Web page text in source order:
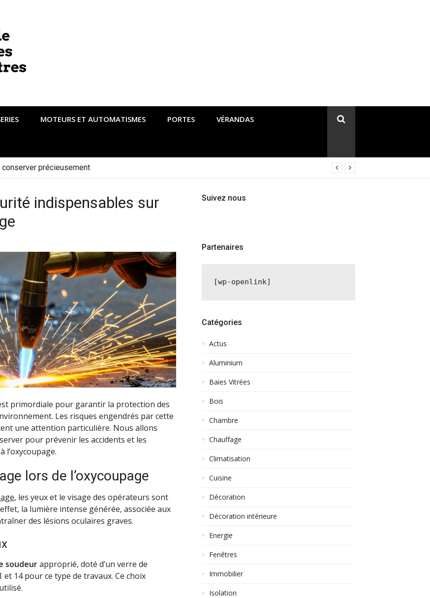
MOTEURS ET AUTOMATISMES PORTES VÉRANDAS
précieusement
indispensables sur
primordiale pour garantir la protection des
Les risques engendrés par cette
une attention particulière. Nous allons
pour prévenir les accidents et les
l’oxycoupage.
lors de l’oxycoupage
, les yeux et le visage des opérateurs sont
la lumière intense générée, associée aux
des lésions oculaires graves.
soudeurapproprié, doté d’un verre de
14 pour ce type de travaux. Ce choix
Suivez nous
Partenaires
[wp-openlink]
Catégories
Actus
Aluminium
Baies Vitrées
Bois
Chambre
Chauffage
Climatisation
Cuisine
Décoration
Décoration intérieure
Energie
Fenêtres
Immobilier
Isolation